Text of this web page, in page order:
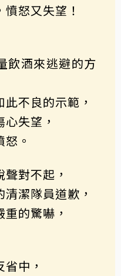
怒又失望！
飲酒來逃避的方
不良的示範，
失望，
。
對不起，
潔隊員道歉，
的驚嚇，
中，